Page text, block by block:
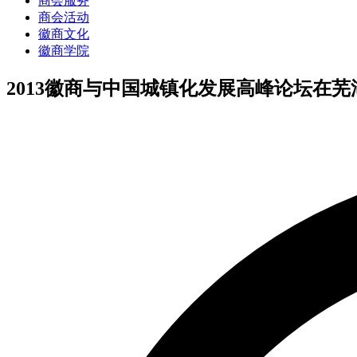
商会活动
徽商文化
徽商学院
2013徽商与中国城镇化发展高峰论坛在芜